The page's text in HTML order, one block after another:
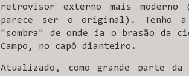
retrovisor externo mais moderno
parece ser o original). Tenho a
"sombra" de onde ia o brasão da
Campo, no capô dianteiro.
Atualizado, como grande parte da